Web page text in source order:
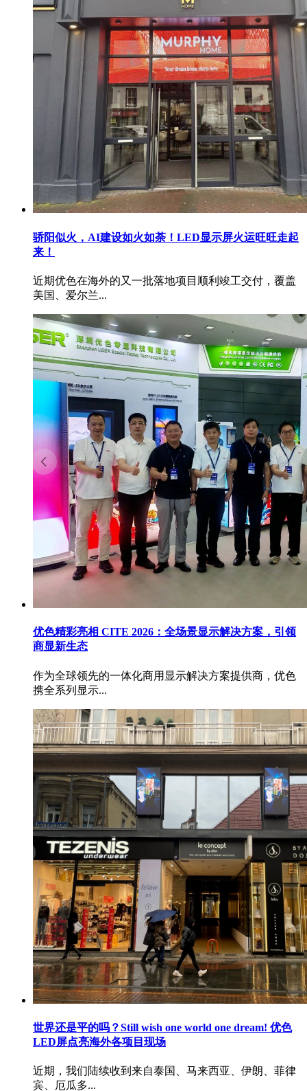
骄阳似火，AI建设如火如荼！LED显示屏火运旺旺走起
来！
近期优色在海外的又一批落地项目顺利竣工交付，覆盖
美国、爱尔兰...
优色精彩亮相 CITE 2026：全场景显示解决方案，引领
商显新生态
作为全球领先的一体化商用显示解决方案提供商，优色
携全系列显示...
世界还是平的吗？Still wish one world one dream! 优色
LED屏点亮海外各项目现场
近期，我们陆续收到来自泰国、马来西亚、伊朗、菲律
宾、厄瓜多...